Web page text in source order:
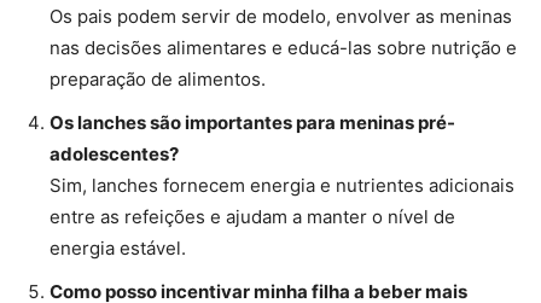
Os pais podem servir de modelo, envolver as meninas
nas decisões alimentares e educá-las sobre nutrição e
preparação de alimentos.
Os lanches são importantes para meninas pré-
adolescentes?
Sim, lanches fornecem energia e nutrientes adicionais
entre as refeições e ajudam a manter o nível de
energia estável.
Como posso incentivar minha filha a beber mais